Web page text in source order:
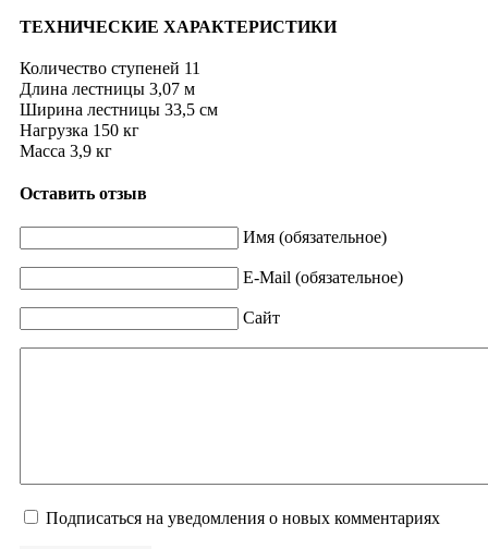
ТЕХНИЧЕСКИЕ ХАРАКТЕРИСТИКИ
Количество ступеней 11
Длина лестницы 3,07 м
Ширина лестницы 33,5 см
Нагрузка 150 кг
Масса 3,9 кг
Оставить отзыв
Имя (обязательное)
E-Mail (обязательное)
Сайт
Подписаться на уведомления о новых комментариях